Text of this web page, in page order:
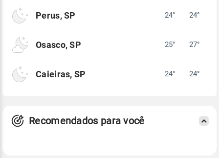
Perus, SP 24° 24°
Osasco, SP 25° 27°
Caieiras, SP 24° 24°
Recomendados para você